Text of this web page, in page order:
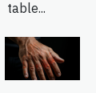
table...